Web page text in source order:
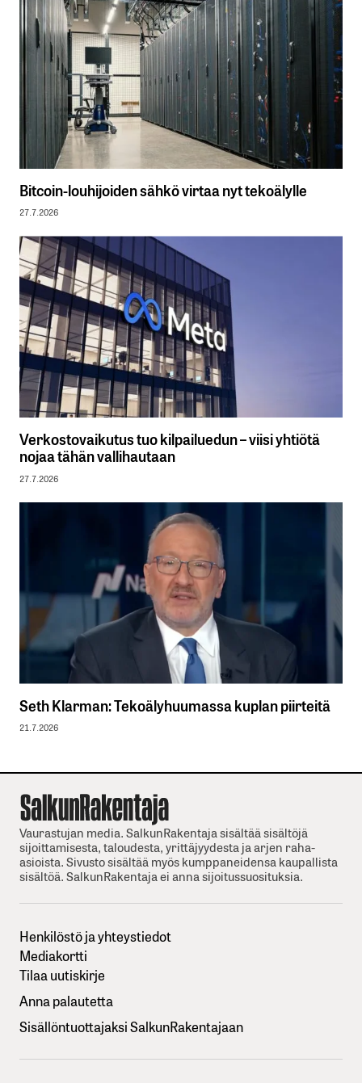
Bitcoin-louhijoiden sähkö virtaa nyt tekoälylle
27.7.2026
Verkostovaikutus tuo kilpailuedun – viisi yhtiötä
nojaa tähän vallihautaan
27.7.2026
Seth Klarman: Tekoälyhuumassa kuplan piirteitä
21.7.2026
Vaurastujan media. SalkunRakentaja sisältää sisältöjä
sijoittamisesta, taloudesta, yrittäjyydesta ja arjen raha-
asioista. Sivusto sisältää myös kumppaneidensa kaupallista
sisältöä. SalkunRakentaja ei anna sijoitussuosituksia.
Henkilöstö ja yhteystiedot
Mediakortti
Tilaa uutiskirje
Anna palautetta
Sisällöntuottajaksi SalkunRakentajaan